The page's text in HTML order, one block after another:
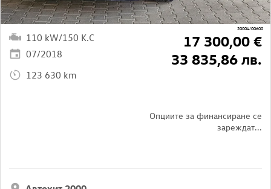
20004/00600
110 kW/150 K.C
07/2018
123 630 km
Опциите за финансиране се
зареждат...
17 300,00 €
33 835,86 лв.